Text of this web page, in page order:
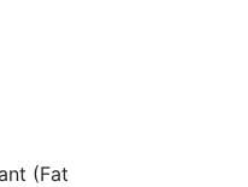
(Fat